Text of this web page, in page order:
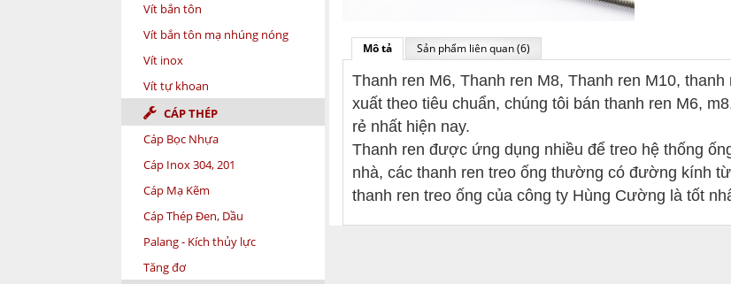
Vít bắn tôn
Vít bắn tôn mạ nhúng nóng
Vít inox
Vít tự khoan
CÁP THÉP
Cáp Bọc Nhựa
Cáp Inox 304, 201
Cáp Mạ Kẽm
Cáp Thép Đen, Dầu
Palang - Kích thủy lực
Tăng đơ
Mô tả Sản phẩm liên quan (6)
Thanh ren M6, Thanh ren M8, Thanh ren M10, thanh
xuất theo tiêu chuẩn, chúng tôi bán thanh ren M6,
rẻ nhất hiện nay.
Thanh ren được ứng dụng nhiều để treo hệ thống
nhà, các thanh ren treo ống thường có đường kính
thanh ren treo ống của công ty Hùng Cường là tốt